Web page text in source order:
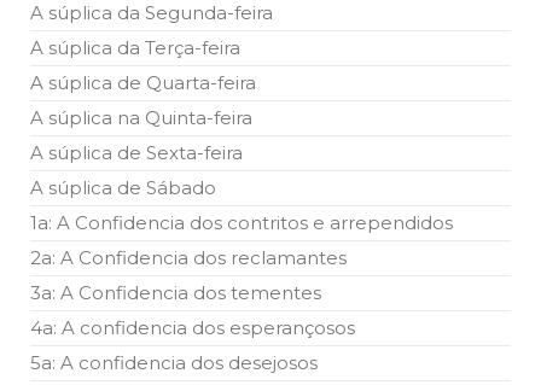
A súplica da Segunda-feira
A súplica da Terça-feira
A súplica de Quarta-feira
A súplica na Quinta-feira
A súplica de Sexta-feira
A súplica de Sábado
1a: A Confidencia dos contritos e arrependidos
2a: A Confidencia dos reclamantes
3a: A Confidencia dos tementes
4a: A confidencia dos esperançosos
5a: A confidencia dos desejosos